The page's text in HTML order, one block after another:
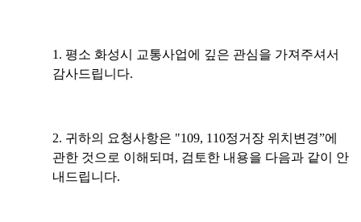
1. 평소 화성시 교통사업에 깊은 관심을 가져주셔서
감사드립니다.
2. 귀하의 요청사항은 "109, 110정거장 위치변경”에
관한 것으로 이해되며, 검토한 내용을 다음과 같이 안
내드립니다.